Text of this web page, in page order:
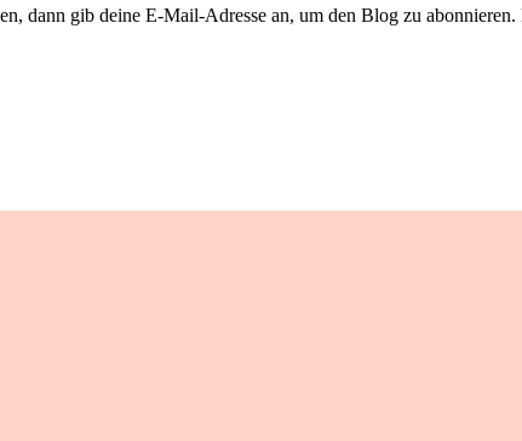
dann gib deine E-Mail-Adresse an, um den Blog zu